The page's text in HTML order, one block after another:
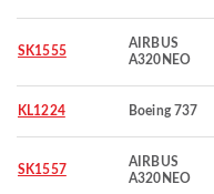
SK1555
AIRBUS
A320NEO
KL1224 Boeing 737
SK1557
AIRBUS
A320NEO